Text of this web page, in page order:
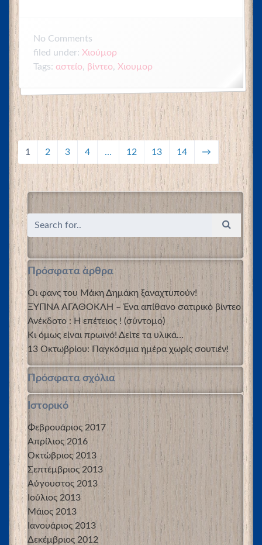
No Comments
filed under: Χιούμορ
Tags: αστείο, βίντεο, Χιουμορ
1 2 3 4 … 12 13 14 →
Πρόσφατα άρθρα
Οι φανς του Μάκη Δημάκη ξαναχτυπούν!
ΞΥΠΝΑ ΑΓΑΘΟΚΛΗ – Ένα απίθανο σατιρικό βίντεο
Ανέκδοτο : Η επέτειος ! (σύντομο)
Κι όμως είναι πρωινό! Δείτε τα υλικά…
13 Οκτωβρίου: Παγκόσμια ημέρα χωρίς σουτιέν!
Πρόσφατα σχόλια
Ιστορικό
Φεβρουάριος 2017
Απρίλιος 2016
Οκτώβριος 2013
Σεπτέμβριος 2013
Αύγουστος 2013
Ιούλιος 2013
Μάιος 2013
Ιανουάριος 2013
Δεκέμβριος 2012